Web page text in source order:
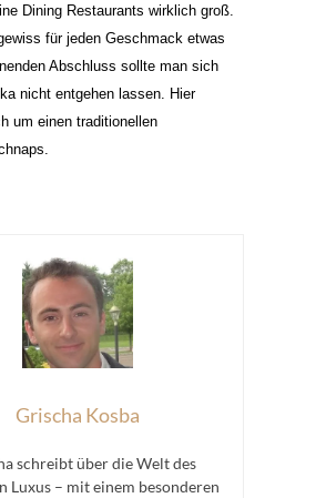
Dining Restaurants wirklich groß.
für jeden Geschmack etwas
Abschluss sollte man sich
nicht entgehen lassen. Hier
um einen traditionellen
Grischa Kosba
schreibt über die Welt des
Luxus – mit einem besonderen